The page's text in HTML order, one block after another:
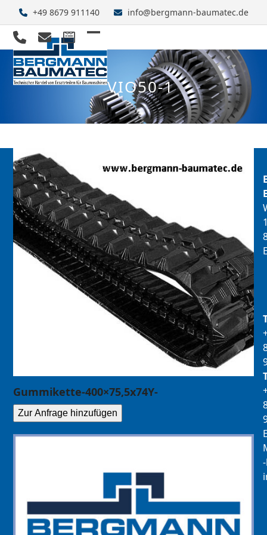
content
+49 8679 911140 info@bergmann-baumatec.de
Open
mobile
menu
Close
mobile
menuVIO50-1
Gummikette-400×75,5x74Y-
Zur Anfrage hinzufügen